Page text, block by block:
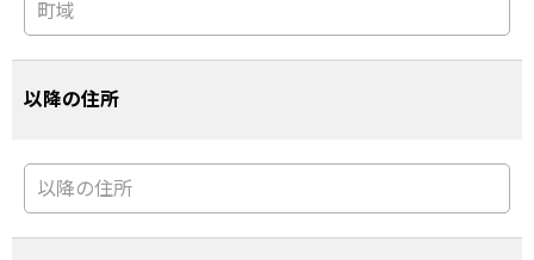
以降の住所